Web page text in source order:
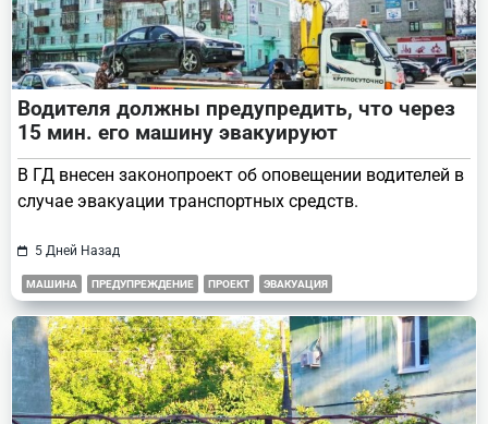
Водителя должны предупредить, что через
15 мин. его машину эвакуируют
В ГД внесен законопроект об оповещении водителей в
случае эвакуации транспортных средств.
5 Дней Назад
МАШИНА ПРЕДУПРЕЖДЕНИЕ ПРОЕКТ ЭВАКУАЦИЯ